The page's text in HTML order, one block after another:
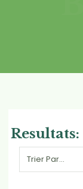
Resultats: